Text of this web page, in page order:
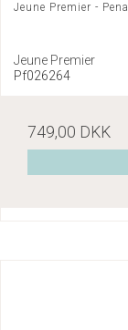
Jeune Premier -
Jeune Premier
Pf026264
749,00 DKK